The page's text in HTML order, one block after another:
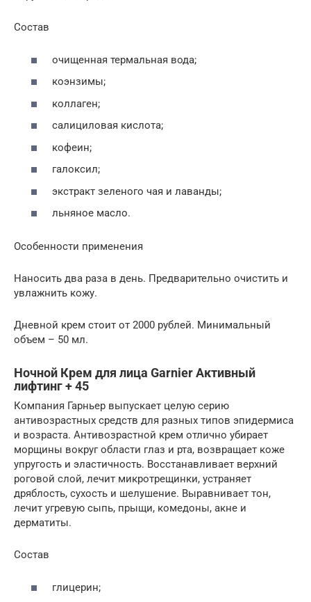
Состав
очищенная термальная вода;
коэнзимы;
коллаген;
салициловая кислота;
кофеин;
галоксил;
экстракт зеленого чая и лаванды;
льняное масло.
Особенности применения
Наносить два раза в день. Предварительно очистить и
увлажнить кожу.
Дневной крем стоит от 2000 рублей. Минимальный
объем – 50 мл.
Ночной Крем для лица Garnier Активный
лифтинг + 45
Компания Гарньер выпускает целую серию
антивозрастных средств для разных типов эпидермиса
и возраста. Антивозрастной крем отлично убирает
морщины вокруг области глаз и рта, возвращает коже
упругость и эластичность. Восстанавливает верхний
роговой слой, лечит микротрещинки, устраняет
дряблость, сухость и шелушение. Выравнивает тон,
лечит угревую сыпь, прыщи, комедоны, акне и
дерматиты.
Состав
глицерин;